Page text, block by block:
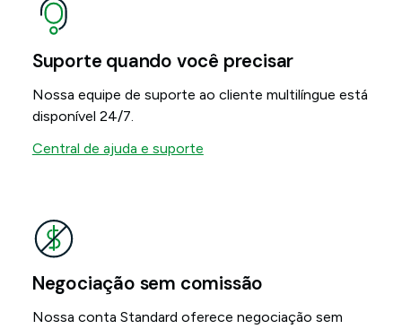
Suporte quando você precisar
Nossa equipe de suporte ao cliente multilíngue está
disponível 24/7.
Central de ajuda e suporte
Negociação sem comissão
Nossa conta Standard oferece negociação sem